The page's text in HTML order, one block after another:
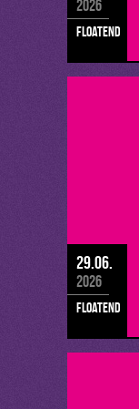
2026
floatend
29.06.
2026
floatend